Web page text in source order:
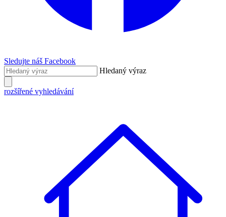
Sledujte náš Facebook
Hledaný výraz
rozšířené vyhledávání